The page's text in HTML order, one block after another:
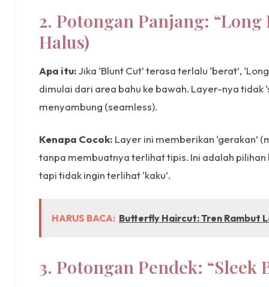
2. Potongan Panjang:
Halus)
Apa itu:Jika ‘Blunt Cut’ terasa terlalu ‘berat’,
dimulai dari area bahu ke bawah. Layer-nya tidak
menyambung (seamless).
Kenapa Cocok: Layer ini memberikan ‘gerakan’
tanpa membuatnya terlihat tipis. Ini adalah
tapi tidak ingin terlihat ‘kaku’.
HARUS BACA: Butterfly Haircut: Tren Rambut
3. Potongan Pendek: “Sleek